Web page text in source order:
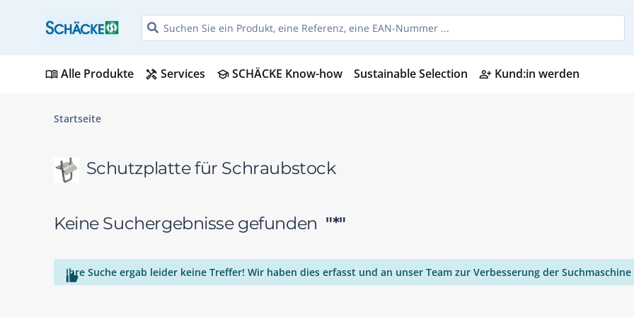
menu_bookAlle Produkte handyman Services schoolSCHÄCKE Know-how Sustainable Selection person_add_alt Kund:in werden
Startseite
Schutzplatte für Schraubstock
Keine Suchergebnisse gefunden "*"

Ihre Suche ergab leider keine Treffer! Wir haben dies erfasst und an unser Team zur Verbesserung der